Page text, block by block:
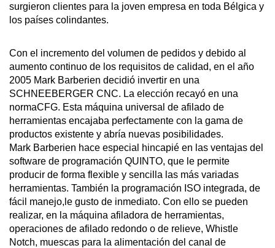
surgieron clientes para la joven empresa en toda Bélgica y
los países colindantes.
Con el incremento del volumen de pedidos y debido al
aumento continuo de los requisitos de calidad, en el año
2005 Mark Barberien decidió invertir en una
SCHNEEBERGER CNC. La elección recayó en una
normaCFG. Esta máquina universal de afilado de
herramientas encajaba perfectamente con la gama de
productos existente y abría nuevas posibilidades.
Mark Barberien hace especial hincapié en las ventajas del
software de programación QUINTO, que le permite
producir de forma flexible y sencilla las más variadas
herramientas. También la programación ISO integrada, de
fácil manejo,le gusto de inmediato. Con ello se pueden
realizar, en la máquina afiladora de herramientas,
operaciones de afilado redondo o de relieve, Whistle
Notch, muescas para la alimentación del canal de